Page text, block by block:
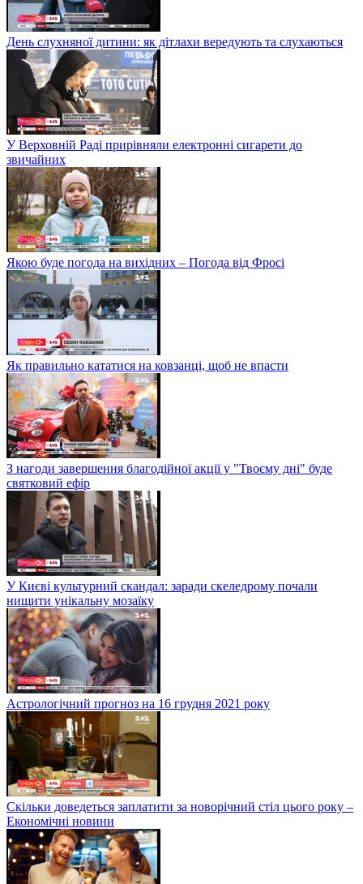
День слухняної дитини: як дітлахи вередують та слухаються
У Верховній Раді прирівняли електронні сигарети до
звичайних
Якою буде погода на вихідних – Погода від Фросі
Як правильно кататися на ковзанці, щоб не впасти
З нагоди завершення благодійної акції у "Твоєму дні" буде
святковий ефір
У Києві культурний скандал: заради скеледрому почали
нищити унікальну мозаїку
Астрологічний прогноз на 16 грудня 2021 року
Скільки доведеться заплатити за новорічний стіл цього року –
Економічні новини